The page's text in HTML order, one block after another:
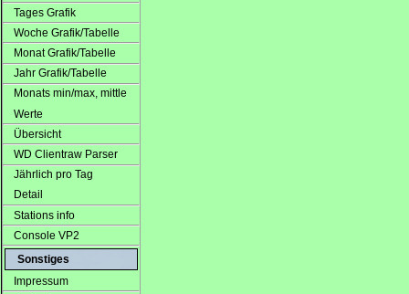
Tages Grafik
Woche Grafik/Tabelle
Monat Grafik/Tabelle
Jahr Grafik/Tabelle
Monats min/max, mittle
Werte
Übersicht
WD Clientraw Parser
Jährlich pro Tag
Detail
Stations info
Console VP2
Sonstiges
Impressum